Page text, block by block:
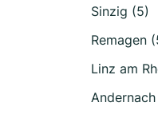
Sinzig (5)
Remagen
Linz am